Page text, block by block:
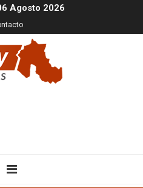
Agosto 2026